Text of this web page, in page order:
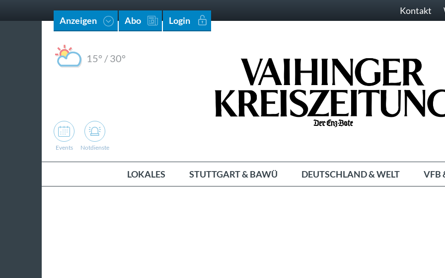
Anzeigen Abo Login
Kontakt
15° /30°
Events Notdienste
LOKALES STUTTGART & BAWÜ DEUTSCHLAND & WELT VFB